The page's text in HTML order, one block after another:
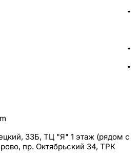
33Б, ТЦ "Я" 1 этаж (рядом с
пр. Октябрьский 34, ТРК